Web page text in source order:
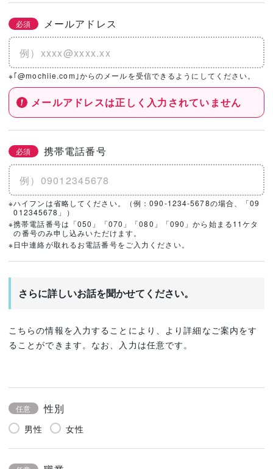
必須 メールアドレス
※｢@mochiie.com｣からのメールを受信できるようにしてください。
メールアドレスは正しく入力されていません
必須 携帯電話番号
※ハイフンは省略してください。（例：090-1234-5678の場合、「09
012345678」）
※携帯電話番号は「050」「070」「080」「090」から始まる11ケタ
の番号のみ申し込みいただけます。
※日中連絡が取れるお電話番号をご入力ください。
さらに詳しいお話を聞かせてください。
こちらの情報を入力することにより、より詳細なご案内をす
ることができます。なお、入力は任意です。
任意 性別
男性 女性